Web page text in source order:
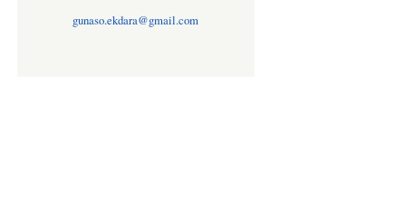
gunaso.ekdara@gmail.com